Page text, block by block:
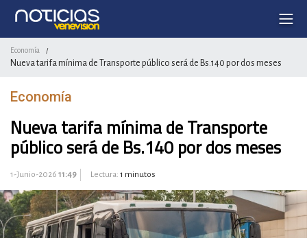
Economía /
Nueva tarifa mínima de Transporte público será de Bs.140 por dos meses
Economía
Nueva tarifa mínima de Transporte
público será de Bs.140 por dos meses
1-Junio-2026 11:49 Lectura: 1 minutos